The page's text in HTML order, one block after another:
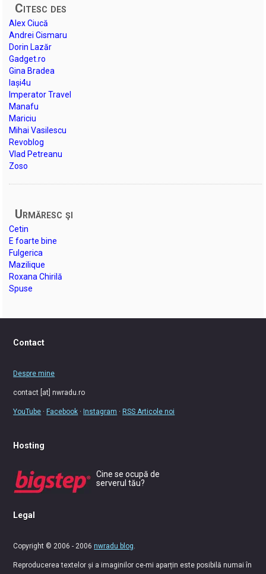
Citesc des
Alex Ciucă
Andrei Cismaru
Dorin Lazăr
Gadget.ro
Gina Bradea
Iași4u
Imperator Travel
Manafu
Mariciu
Mihai Vasilescu
Revoblog
Vlad Petreanu
Zoso
Urmăresc şi
Cetin
E foarte bine
Fulgerica
Mazilique
Roxana Chirilă
Spuse
Contact
Despre mine
contact [at] nwradu.ro
YouTube ·Facebook ·Instagram ·RSS Articole noi
Hosting
Cine se ocupă de
serverul tău?
Legal
Copyright © 2006 - 2006nwradu blog
Reproducerea textelor și a imaginilor ce-mi aparțin este posibilă numai în